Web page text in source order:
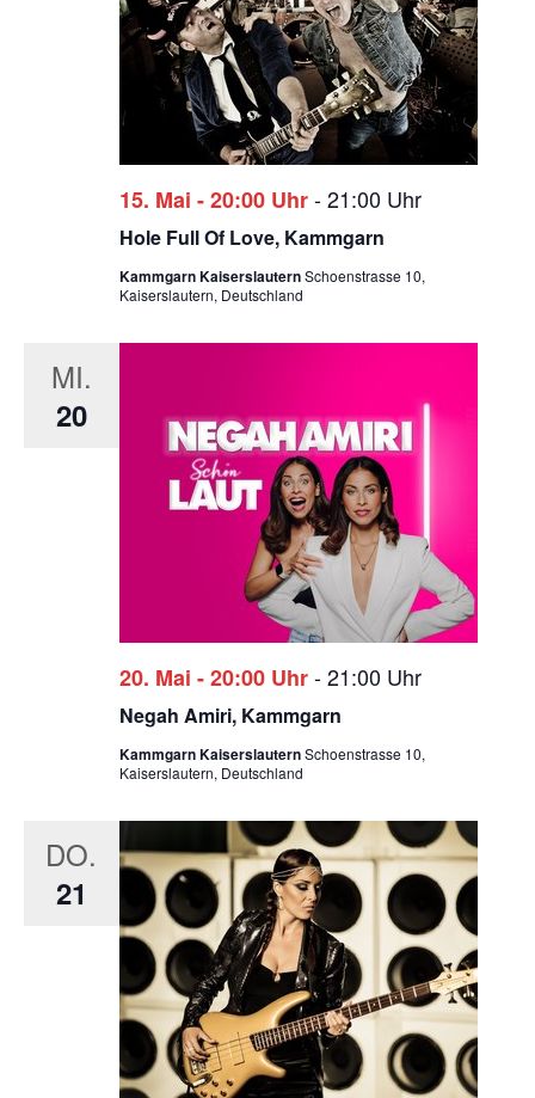
Hole Full Of Love, Kammgarn
15. Mai - 20:00 Uhr-21:00 Uhr
Kammgarn KaiserslauternSchoenstrasse 10,
Kaiserslautern, Deutschland
MI.
20
Negah Amiri, Kammgarn
20. Mai - 20:00 Uhr-21:00 Uhr
Kammgarn KaiserslauternSchoenstrasse 10,
Kaiserslautern, Deutschland
DO.
21